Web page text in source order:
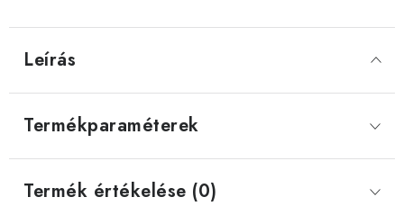
Leírás
Termékparaméterek
Termék értékelése (0)